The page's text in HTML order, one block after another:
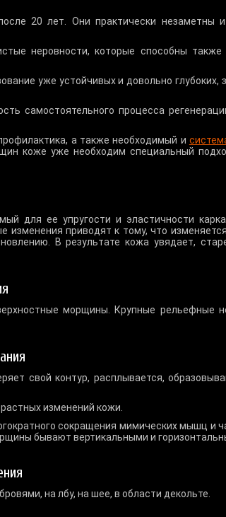
20 лет. Они практически незаметны
неровности, которые способны также
уже устойчивых и довольно
самостоятельного процесса
а также необходимый и
коже уже необходим специальный
для ее упругости и эластичности
приводят к тому, что
В результате кожа увядает,
морщины. Крупные рельефные
свой контур, расплывается,
изменений кожи.
сокращения мимических мышц и
бывают вертикальными и
на лбу, на шее, в области декольте.